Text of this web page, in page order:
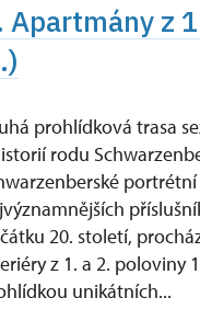
Apartmány z
prohlídková trasa
rodu
20. století,
z 1. a 2. poloviny
unikátních...